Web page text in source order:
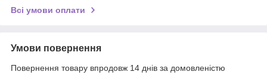
Всі умови оплати
Умови повернення
Повернення товару впродовж 14 днів за домовленістю